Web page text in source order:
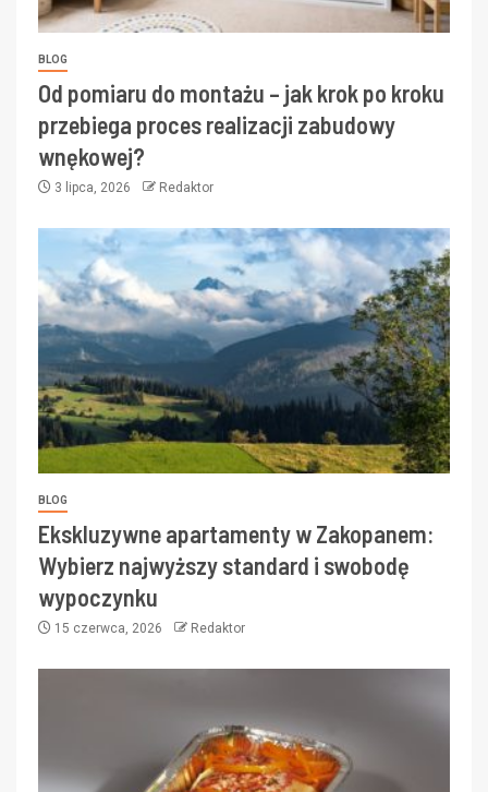
BLOG
Od pomiaru do montażu – jak krok po kroku
przebiega proces realizacji zabudowy
wnękowej?
3 lipca, 2026 Redaktor
BLOG
Ekskluzywne apartamenty w Zakopanem:
Wybierz najwyższy standard i swobodę
wypoczynku
15 czerwca, 2026 Redaktor